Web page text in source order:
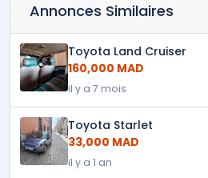
Annonces Similaires
Toyota Land Cruiser
160,000 MAD
il y a 7 mois
Toyota Starlet
33,000 MAD
il y a 1 an